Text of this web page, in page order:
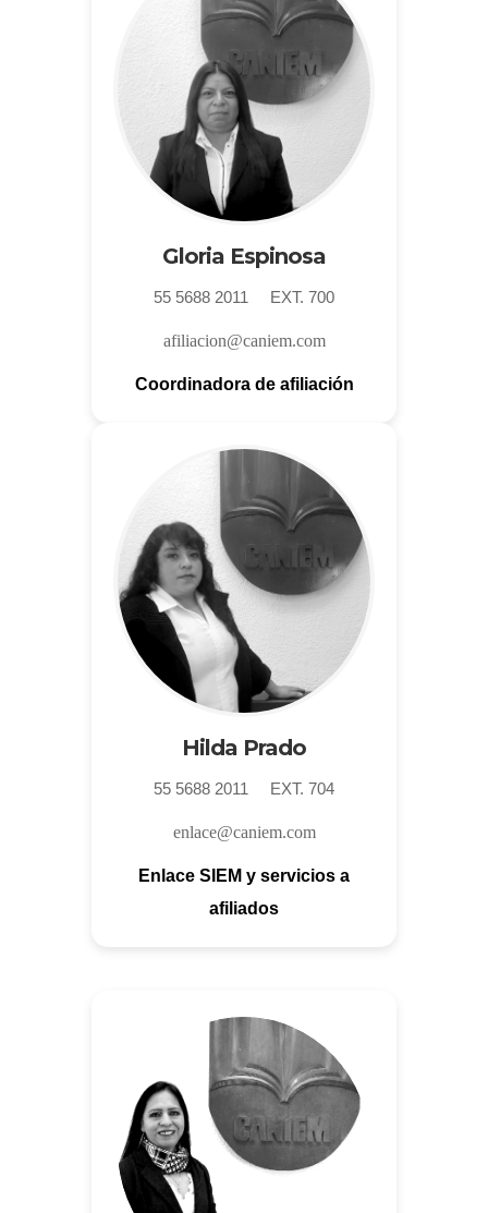
Gloria Espinosa
55 5688 2011 EXT. 700
afiliacion@caniem.com
Coordinadora de afiliación
Hilda Prado
55 5688 2011 EXT. 704
enlace@caniem.com
Enlace SIEM y servicios a
afiliados